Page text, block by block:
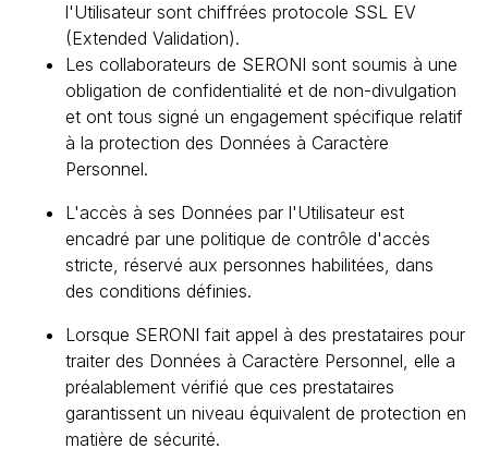
l'Utilisateur sont chiffrées protocole SSL EV
(Extended Validation).
Les collaborateurs de SERONI sont soumis à une
obligation de confidentialité et de non-divulgation
et ont tous signé un engagement spécifique relatif
à la protection des Données à Caractère
Personnel.
L'accès à ses Données par l'Utilisateur est
encadré par une politique de contrôle d'accès
stricte, réservé aux personnes habilitées, dans
des conditions définies.
Lorsque SERONI fait appel à des prestataires pour
traiter des Données à Caractère Personnel, elle a
préalablement vérifié que ces prestataires
garantissent un niveau équivalent de protection en
matière de sécurité.